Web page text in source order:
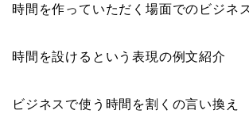
時間を作っていただく場面でのビジネ
時間を設けるという表現の例文紹介
ビジネスで使う時間を割くの言い換え